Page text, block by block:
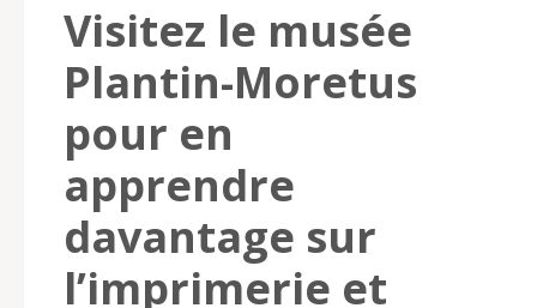
Visitez le musée
Plantin-Moretus
pour en
apprendre
davantage sur
l’imprimerie et